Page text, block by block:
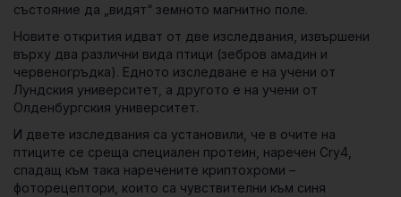
състояние да „видят“ земното магнитно поле.
Новите открития идват от две изследвания, извършени
върху два различни вида птици (зебров амадин и
червеногръдка). Едното изследване е на учени от
Лундския университет, а другото е на учени от
Олденбургския университет.
И двете изследвания са установили, че в очите на
птиците се среща специален протеин, наречен Cry4
спадащ към така наречените криптохроми –
фоторецептори, които са чувствителни към синя